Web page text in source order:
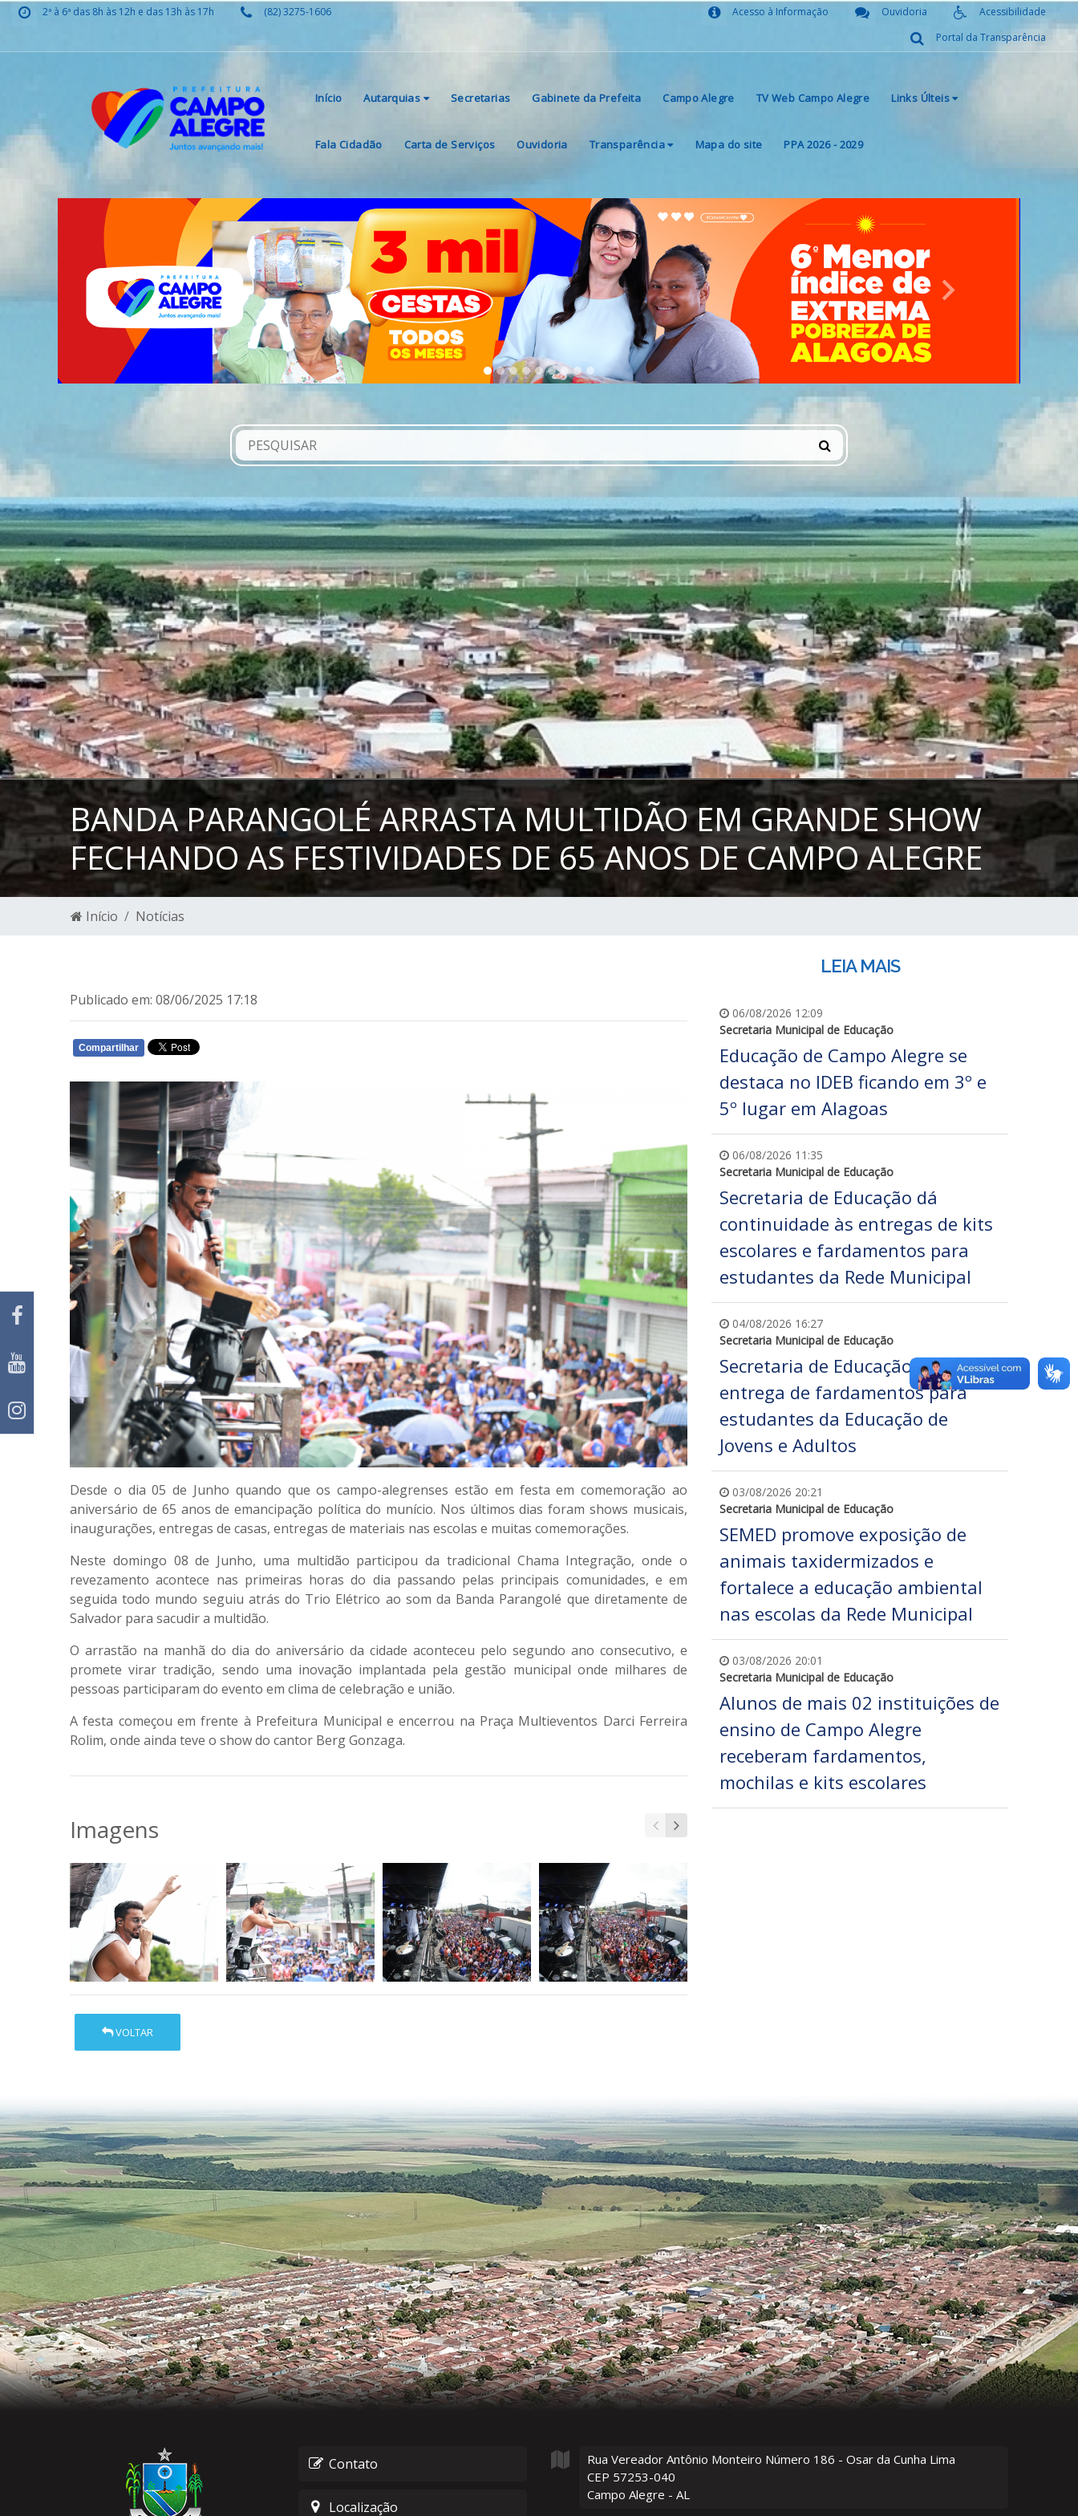
2ª à 6ª das 8h às 12h e das 13h às 17h (82) 3275-1606 Acessibilidade
Ouvidoria
Acesso à Informação
Portal da Transparência
Início Autarquias Secretarias Gabinete da Prefeita Campo Alegre TV Web Campo Alegre Links Últeis
Fala Cidadão Carta de Serviços Ouvidoria Transparência Mapa do site PPA 2026 - 2029
Previous Next
BANDA PARANGOLÉ ARRASTA MULTIDÃO EM GRANDE SHOW
FECHANDO AS FESTIVIDADES DE 65 ANOS DE CAMPO ALEGRE
Início Notícias
Publicado em: 08/06/2025 17:18
Compartilhar
Desde o dia 05 de Junho quando que os campo-alegrenses estão em festa em comemoração ao
aniversário de 65 anos de emancipação política do munício. Nos últimos dias foram shows musicais,
inaugurações, entregas de casas, entregas de materiais nas escolas e muitas comemorações.
Neste domingo 08 de Junho, uma multidão participou da tradicional Chama Integração, onde o
revezamento acontece nas primeiras horas do dia passando pelas principais comunidades, e em
seguida todo mundo seguiu atrás do Trio Elétrico ao som da Banda Parangolé que diretamente de
Salvador para sacudir a multidão.
O arrastão na manhã do dia do aniversário da cidade aconteceu pelo segundo ano consecutivo, e
promete virar tradição, sendo uma inovação implantada pela gestão municipal onde milhares de
pessoas participaram do evento em clima de celebração e união.
A festa começou em frente à Prefeitura Municipal e encerrou na Praça Multieventos Darci Ferreira
Rolim, onde ainda teve o show do cantor Berg Gonzaga.
Imagens
VOLTAR
LEIA MAIS
06/08/2026 12:09
Secretaria Municipal de Educação
Educação de Campo Alegre se
destaca no IDEB ficando em 3º e
5º lugar em Alagoas
06/08/2026 11:35
Secretaria Municipal de Educação
Secretaria de Educação dá
continuidade às entregas de kits
escolares e fardamentos para
estudantes da Rede Municipal
04/08/2026 16:27
Secretaria Municipal de Educação
Secretaria de Educação realiza
entrega de fardamentos para
estudantes da Educação de
Jovens e Adultos
03/08/2026 20:21
Secretaria Municipal de Educação
SEMED promove exposição de
animais taxidermizados e
fortalece a educação ambiental
nas escolas da Rede Municipal
03/08/2026 20:01
Secretaria Municipal de Educação
Alunos de mais 02 instituições de
ensino de Campo Alegre
receberam fardamentos,
mochilas e kits escolares
Contato
Localização
Rua Vereador Antônio Monteiro Número 186 - Osar da Cunha Lima
CEP 57253-040
Campo Alegre - AL